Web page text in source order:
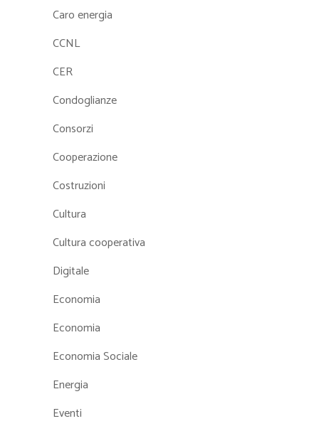
Caro energia
CCNL
CER
Condoglianze
Consorzi
Cooperazione
Costruzioni
Cultura
Cultura cooperativa
Digitale
Economia
Economia
Economia Sociale
Energia
Eventi